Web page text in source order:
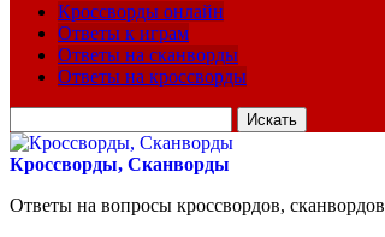
Кроссворды онлайн
Ответы к играм
Ответы на сканворды
Ответы на кроссворды
для:
Кроссворды, Сканворды
Ответы на вопросы кроссвордов, сканвордов